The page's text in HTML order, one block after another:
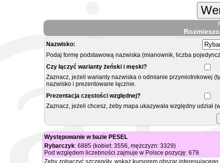
Nazwisko:
Podaj formę podstawową nazwiska (mianownik, liczba
Czy łączyć warianty żeński i męski?
Zaznacz, jeżeli warianty nazwiska o odmianie przymiotnikowej
nazwisko i prezentowane łącznie.
Prezentacja częstości względnej?
Zaznacz, jeżeli chcesz, żeby mapa ukazywała względny
Występowanie w bazie PESEL
Rybarczyk: 6885 (kobiet: 3556, mężczyzn: 3329)
Pod względem liczebności zajmuje w Polsce pozycję: 679.
Żeby zobaczyć szczegóły, wskaż kursorem obszar